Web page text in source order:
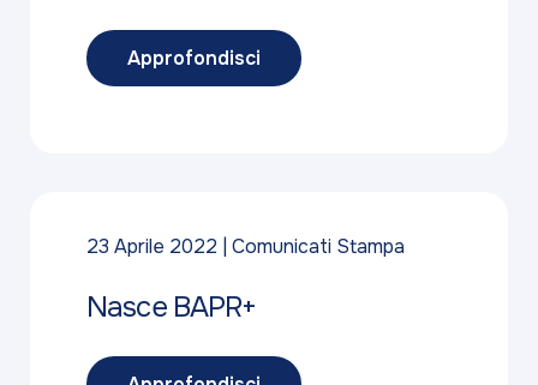
Approfondisci
23 Aprile 2022 Comunicati Stampa
Nasce BAPR+